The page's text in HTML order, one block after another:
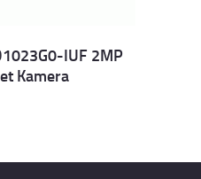
IUF 2MP
Kamera